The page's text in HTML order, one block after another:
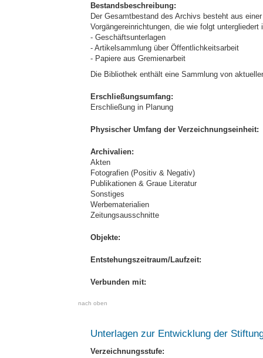
Bestandsbeschreibung:
Der Gesamtbestand des Archivs besteht aus
Vorgängereinrichtungen, die wie folgt untergliedert
- Geschäftsunterlagen
- Artikelsammlung über Öffentlichkeitsarbeit
- Papiere aus Gremienarbeit
Die Bibliothek enthält eine Sammlung von
Erschließungsumfang:
Erschließung in Planung
Physischer Umfang der Verzeichnungseinheit:
Archivalien:
Akten
Fotografien (Positiv & Negativ)
Publikationen & Graue Literatur
Sonstiges
Werbematerialien
Zeitungsausschnitte
Objekte:
Entstehungszeitraum/Laufzeit:
Verbunden mit:
nach oben
Unterlagen zur Entwicklung der
Verzeichnungsstufe: